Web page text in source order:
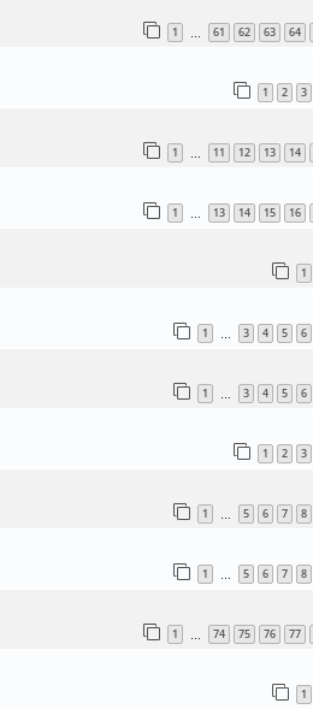
1 61 62 63 64
1 2 3
1 11 12 13 14
1 13 14 15 16
1
1 3 4 5 6
1 3 4 5 6
1 2 3
1 5 6 7 8
1 5 6 7 8
1 74 75 76 77
1